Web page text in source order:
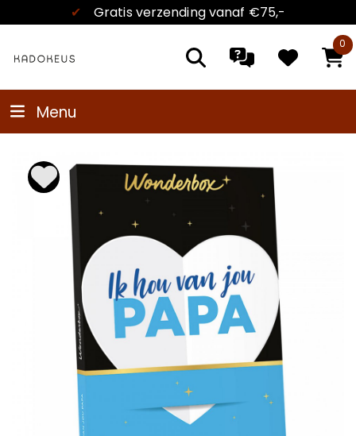
✔ Gratis verzendingvanaf €75,-
0
Menu